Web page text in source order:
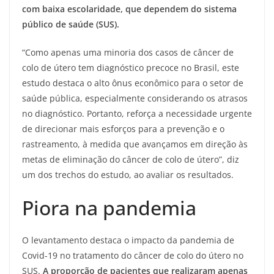
com baixa escolaridade, que dependem do sistema
público de saúde (SUS).
“Como apenas uma minoria dos casos de câncer de
colo de útero tem diagnóstico precoce no Brasil, este
estudo destaca o alto ônus econômico para o setor de
saúde pública, especialmente considerando os atrasos
no diagnóstico. Portanto, reforça a necessidade urgente
de direcionar mais esforços para a prevenção e o
rastreamento, à medida que avançamos em direção às
metas de eliminação do câncer de colo de útero”, diz
um dos trechos do estudo, ao avaliar os resultados.
Piora na pandemia
O levantamento destaca o impacto da pandemia de
Covid-19 no tratamento do câncer de colo do útero no
SUS. A proporção de pacientes que realizaram apenas